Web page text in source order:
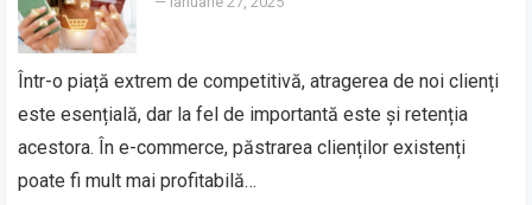
Într-o piață extrem de competitivă, atragerea de noi clienți
este esențială, dar la fel de importantă este și retenția
acestora. În e-commerce, păstrarea clienților existenți
poate fi mult mai profitabilă…